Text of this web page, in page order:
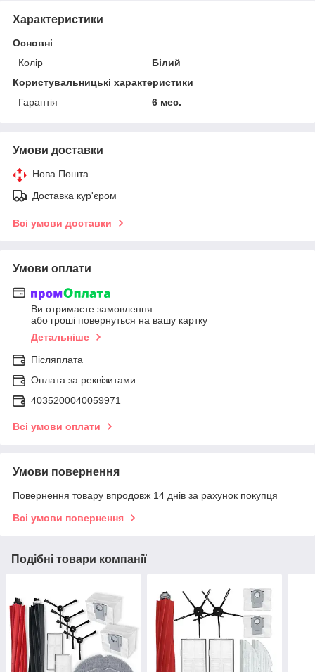
Характеристики
Основні
Колір
Білий
Користувальницькі характеристики
Гарантія
6 мес.
Умови доставки
Нова Пошта
Доставка кур'єром
Всі умови доставки
Умови оплати
Ви отримаєте замовлення
або гроші повернуться на вашу картку
Детальніше
Післяплата
Оплата за реквізитами
4035200040059971
Всі умови оплати
Умови повернення
Повернення товару впродовж 14 днів за рахунок покупця
Всі умови повернення
Подібні товари компанії